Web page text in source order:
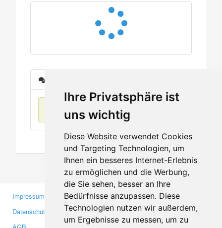
Ihre Privatsphäre ist
uns wichtig
Diese Website verwendet Cookies
und Targeting Technologien, um
Ihnen ein besseres Internet-Erlebnis
zu ermöglichen und die Werbung,
die Sie sehen, besser an Ihre
Bedürfnisse anzupassen. Diese
Technologien nutzen wir außerdem,
um Ergebnisse zu messen, um zu
Keine Einträge
Impressum
Datenschutzerklärung
Gewerbetreibende
Investoren